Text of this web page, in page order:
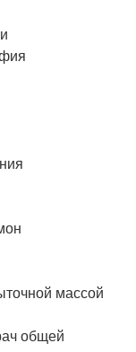
массой
общей